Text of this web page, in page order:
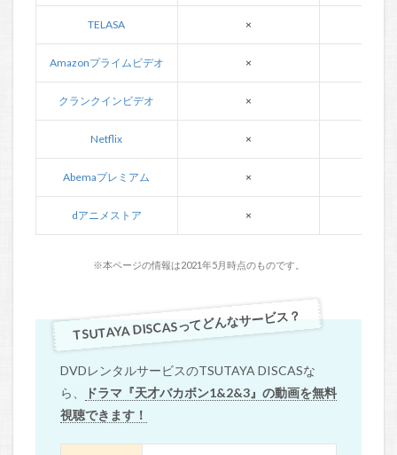
TELASA ×
Amazonプライムビデオ ×
クランクインビデオ ×
Netflix ×
Abemaプレミアム ×
dアニメストア ×
※本ページの情報は2021年5月時点のものです。
TSUTAYA DISCASってどんなサービス？
DVDレンタルサービスのTSUTAYA DISCASな
ら、
ドラマ『天才バカボン1&2&3』の動画を無料
視聴できます！